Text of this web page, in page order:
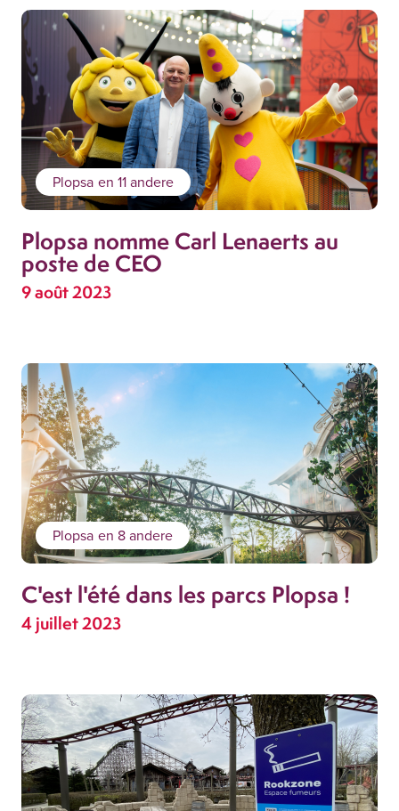
Plopsa en 11 andere
Plopsa nomme Carl Lenaerts au
poste de CEO
9 août 2023
Plopsa en 8 andere
C'est l'été dans les parcs Plopsa !
4 juillet 2023